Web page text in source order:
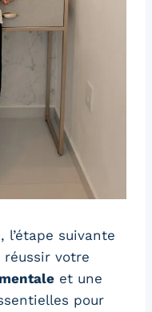
suivante
réussir votre
et une
pour